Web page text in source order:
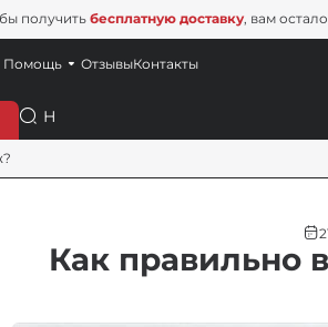
получитьбесплатную доставку, вам
Поиск
Помощь ОтзывыКонтакты
Как правильно